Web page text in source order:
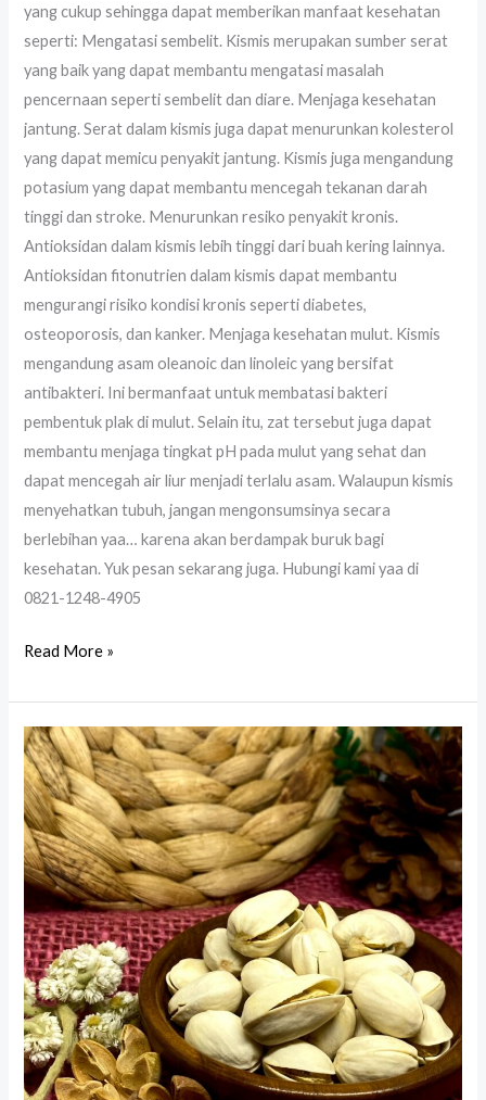
yang cukup sehingga dapat memberikan manfaat kesehatan
seperti: Mengatasi sembelit. Kismis merupakan sumber serat
yang baik yang dapat membantu mengatasi masalah
pencernaan seperti sembelit dan diare. Menjaga kesehatan
jantung. Serat dalam kismis juga dapat menurunkan kolesterol
yang dapat memicu penyakit jantung. Kismis juga mengandung
potasium yang dapat membantu mencegah tekanan darah
tinggi dan stroke. Menurunkan resiko penyakit kronis.
Antioksidan dalam kismis lebih tinggi dari buah kering lainnya.
Antioksidan fitonutrien dalam kismis dapat membantu
mengurangi risiko kondisi kronis seperti diabetes,
osteoporosis, dan kanker. Menjaga kesehatan mulut. Kismis
mengandung asam oleanoic dan linoleic yang bersifat
antibakteri. Ini bermanfaat untuk membatasi bakteri
pembentuk plak di mulut. Selain itu, zat tersebut juga dapat
membantu menjaga tingkat pH pada mulut yang sehat dan
dapat mencegah air liur menjadi terlalu asam. Walaupun kismis
menyehatkan tubuh, jangan mengonsumsinya secara
berlebihan yaa… karena akan berdampak buruk bagi
kesehatan. Yuk pesan sekarang juga. Hubungi kami yaa di
0821-1248-4905
Read More »
Kacang
Pistachio
Oleh
Oleh
Haji
Umroh
Termurah
di
Jogja